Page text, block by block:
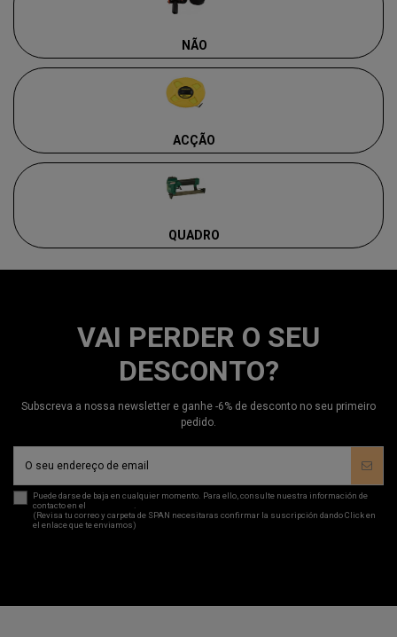
NÃO
ACÇÃO
QUADRO
VAI PERDER O SEU
DESCONTO?
Subscreva a nossa newsletter e ganhe -6% de desconto no seu primeiro
pedido.
Puede darse de baja en cualquier momento. Para ello, consulte nuestra información de
contacto en el
.
(Revisa tu correo y carpeta de SPAN necesitaras confirmar la suscripción dando Click en
el enlace que te enviamos)